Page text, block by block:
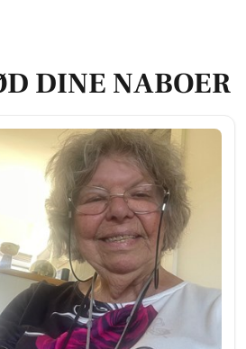
DINE NABOER